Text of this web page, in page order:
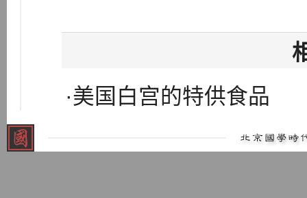
·美国白宫的特供食品